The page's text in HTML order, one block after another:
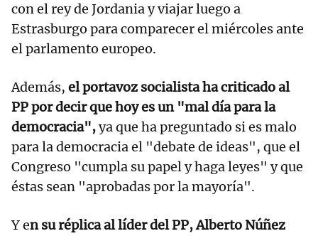
con el rey de Jordania y viajar luego a
Estrasburgo para comparecer el miércoles ante
el parlamento europeo.
Además, el portavoz socialista ha criticado al
PP por decir que hoy es un "mal día para la
democracia",ya que ha preguntado si es malo
para la democracia el "debate de ideas", que el
Congreso "cumpla su papel y haga leyes" y que
éstas sean "aprobadas por la mayoría".
Y en su réplica al líder del PP, Alberto Núñez